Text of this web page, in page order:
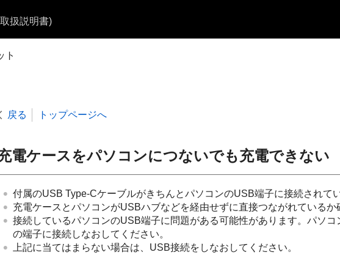
扱説明書)
ト
戻る トップページへ
電ケースをパソコンにつないでも充電できない
付属のUSB Type-CケーブルがきちんとパソコンのUSB端子に接続されて
充電ケースとパソコンがUSBハブなどを経由せずに直接つながれているか
接続しているパソコンのUSB端子に問題がある可能性があります。パソコ
の端子に接続しなおしてください。
上記に当てはまらない場合は、 USB接続をしなおしてください。